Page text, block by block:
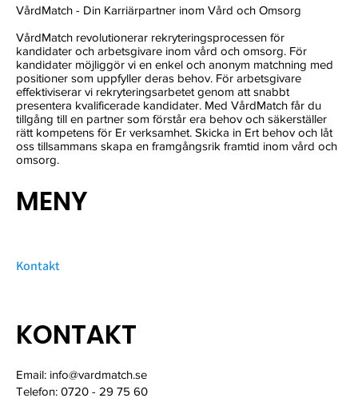
MENY
Kontakt
KONTAKT
Email: info@vardmatch.se
Telefon: 0720 - 29 75 60
VårdMatch - Din Karriärpartner inom Vård och Omsorg
VårdMatch revolutionerar rekryteringsprocessen för
kandidater och arbetsgivare inom vård och omsorg. För
kandidater möjliggör vi en enkel och anonym matchning med
positioner som uppfyller deras behov. För arbetsgivare
effektiviserar vi rekryteringsarbetet genom att snabbt
presentera kvalificerade kandidater. Med VårdMatch får du
tillgång till en partner som förstår era behov och säkerställer
rätt kompetens för Er verksamhet. Skicka in Ert behov och låt
oss tillsammans skapa en framgångsrik framtid inom vård och
omsorg.